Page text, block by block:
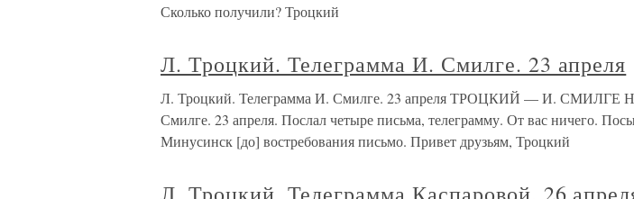
Сколько получили? Троцкий
Л. Троцкий. Телеграмма И. Смилге. 23 апреля
Л. Троцкий. Телеграмма И. Смилге. 23 апреля ТРОЦКИЙ — И. СМИЛГЕ
Смилге. 23 апреля. Послал четыре письма, телеграмму. От вас ничего.
Минусинск [до] востребования письмо. Привет друзьям, Троцкий